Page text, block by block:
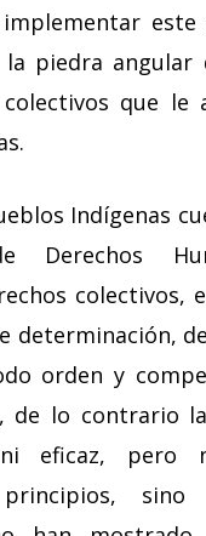
este
piedra angular
que le
Indígenas
Derechos
colectivos,
determinación,
orden y
de lo contrario
eficaz, pero
sino